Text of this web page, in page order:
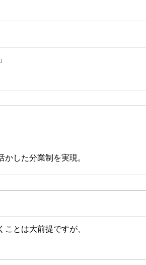
した分業制を実現。
とは大前提ですが、